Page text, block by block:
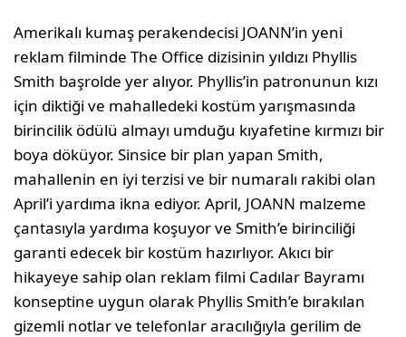
Amerikalı kumaş perakendecisi JOANN’in yeni
reklam filminde The Office dizisinin yıldızı Phyllis
Smith başrolde yer alıyor. Phyllis’in patronunun kızı
için diktiği ve mahalledeki kostüm yarışmasında
birincilik ödülü almayı umduğu kıyafetine kırmızı bir
boya döküyor. Sinsice bir plan yapan Smith,
mahallenin en iyi terzisi ve bir numaralı rakibi olan
April’i yardıma ikna ediyor. April, JOANN malzeme
çantasıyla yardıma koşuyor ve Smith’e birinciliği
garanti edecek bir kostüm hazırlıyor. Akıcı bir
hikayeye sahip olan reklam filmi Cadılar Bayramı
konseptine uygun olarak Phyllis Smith’e bırakılan
gizemli notlar ve telefonlar aracılığıyla gerilim de